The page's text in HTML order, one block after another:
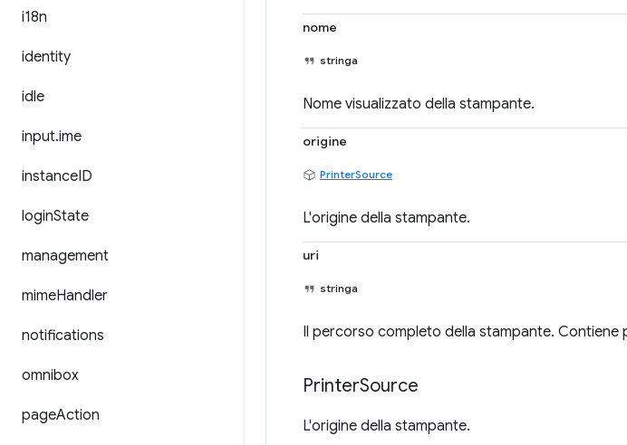
i18n
identity
idle
input.ime
instanceID
loginState
management
mimeHandler
notifications
omnibox
pageAction
nome
stringa
Nome visualizzato della stampante.
origine
PrinterSource
L'origine della stampante.
uri
stringa
Il percorso completo della stampante.
PrinterSource
L'origine della stampante.